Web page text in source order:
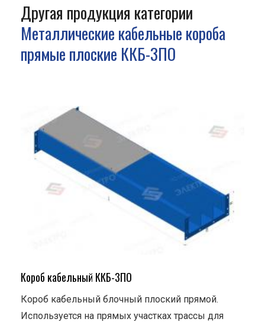
Другая продукция категории
Металлические кабельные короба
прямые плоские ККБ-3ПО
Короб кабельный ККБ-3ПО
Короб кабельный блочный плоский прямой.
Используется на прямых участках трассы для